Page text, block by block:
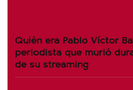
Quién era Pablo Víctor
periodista que murió
de su streaming